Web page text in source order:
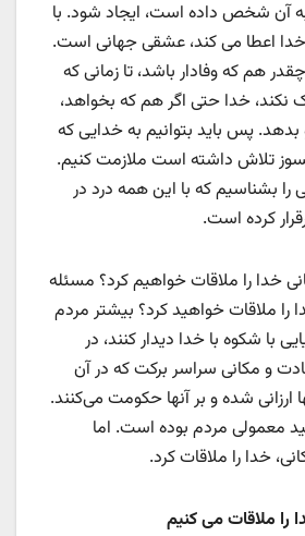
آن شخص داده است، ایجاد شود. با
اعطا می کند، عشقی جهانی است.
هم که وفادار باشد، تا زمانی که
نکند، خدا حتی اگر هم که بخواهد،
بدهد. پس باید بتوانیم به خدایی که
تلاش داشته است ملازمت کنیم.
را بشناسیم که با این همه درد در
کرده است.
خدا را ملاقات خواهیم کرد؟ مسئله
ملاقات خواهید کرد؟ بیشتر مردم
با شکوه با خدا دیدار کنند، در
و مکانی سراسر برکت که در آن
ارزانی شده و بر آنها حکومت می‌کنند.
معمولی مردم بوده است. اما
خدا را ملاقات کرد.
را ملاقات می کنیم